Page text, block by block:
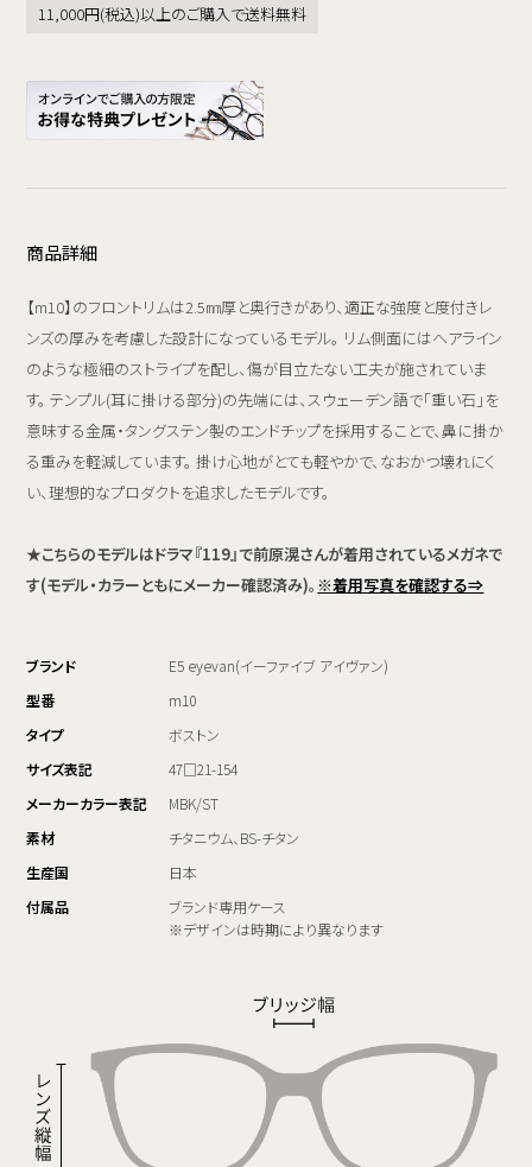
11,000円(税込)以上のご購入で送料無料
商品詳細
【m10】のフロントリムは2.5㎜厚と奥行きがあり、適正な強度と度付きレ
ンズの厚みを考慮した設計になっているモデル。 リム側面にはヘアライン
のような極細のストライプを配し、傷が目立たない工夫が施されていま
す。 テンプル(耳に掛ける部分)の先端には、スウェーデン語で「重い石」を
意味する金属・タングステン製のエンドチップを採用することで、鼻に掛か
る重みを軽減しています。 掛け心地がとても軽やかで、なおかつ壊れにく
い、理想的なプロダクトを追求したモデルです。
★こちらのモデルはドラマ『119』で前原滉さんが着用されているメガネで
す(モデル・カラーともにメーカー確認済み)。 ※着用写真を確認する⇒
ブランド
E5 eyevan(イーファイブ アイヴァン)
型番
m10
タイプ
ボストン
サイズ表記
47□21-154
メーカーカラー表記
MBK/ST
素材
チタニウム、BS-チタン
生産国
日本
付属品
ブランド専用ケース
※デザインは時期により異なります